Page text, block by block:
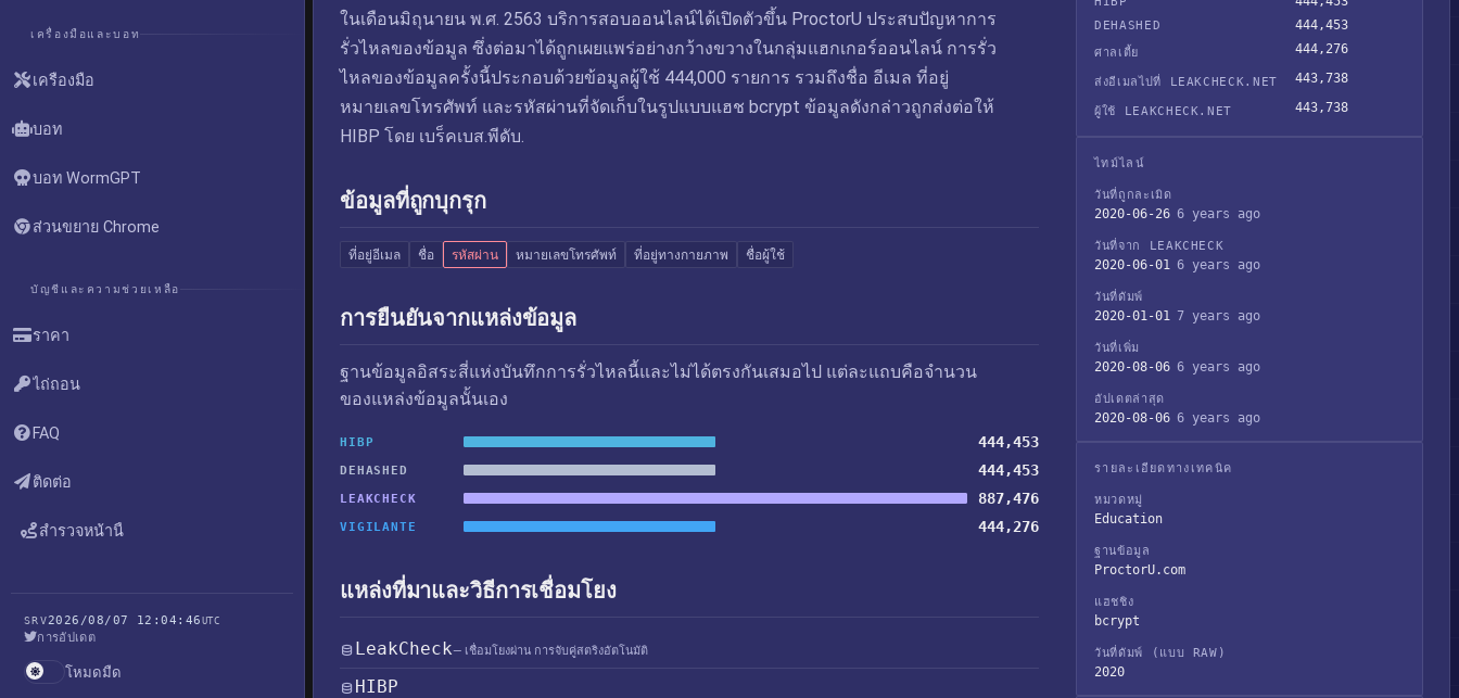
เครื่องมือและบอท
เครื่องมือ
บอท
บอท WormGPT
ส่วนขยาย Chrome
บัญชีและความช่วยเหลือ
ราคา
ไถ่ถอน
FAQ
ติดต่อ
สำรวจหน้านี้
SRV2026/08/07 12:04:46UTC
การอัปเดต
โหมดมืด
ในเดือนมิถุนายน พ.ศ. 2563 บริการสอบออนไลน์ได้เปิดตัวขึ้น ProctorU ประสบปัญหาการ
รั่วไหลของข้อมูล ซึ่งต่อมาได้ถูกเผยแพร่อย่างกว้างขวางในกลุ่มแฮกเกอร์ออนไลน์ การรั่ว
ไหลของข้อมูลครั้งนี้ประกอบด้วยข้อมูลผู้ใช้ 444,000 รายการ รวมถึงชื่อ อีเมล ที่อยู่
หมายเลขโทรศัพท์ และรหัสผ่านที่จัดเก็บในรูปแบบแฮช bcrypt ข้อมูลดังกล่าวถูกส่งต่อให้
HIBP โดย เบร็คเบส.พีดับ.
ข้อมูลที่ถูกบุกรุก
ที่อยู่อีเมล ชื่อ รหัสผ่าน หมายเลขโทรศัพท์ ที่อยู่ทางกายภาพ ชื่อผู้ใช้
การยืนยันจากแหล่งข้อมูล
ฐานข้อมูลอิสระสี่แห่งบันทึกการรั่วไหลนี้และไม่ได้ตรงกันเสมอไป แต่ละแถบคือจำนวน
ของแหล่งข้อมูลนั้นเอง
HIBP 444,453
DEHASHED 444,453
LEAKCHECK 887,476
VIGILANTE 444,276
แหล่งที่มาและวิธีการเชื่อมโยง
LeakCheck— เชื่อมโยงผ่าน การจับคู่สตริงอัตโนมัติ
HIBP
DEHASHED 444,453
ศาลเตี้ย 444,276
ส่งอีเมลไปที่ LEAKCHECK.NET 443,738
ผู้ใช้ LEAKCHECK.NET 443,738
ไทม์ไลน์
วันที่ถูกละเมิด
2020-06-26 6 years ago
วันที่จาก LEAKCHECK
2020-06-01 6 years ago
วันที่ดัมพ์
2020-01-01 7 years ago
วันที่เพิ่ม
2020-08-06 6 years ago
อัปเดตล่าสุด
2020-08-06 6 years ago
รายละเอียดทางเทคนิค
หมวดหมู่
Education
ฐานข้อมูล
ProctorU.com
แฮชชิง
bcrypt
วันที่ดัมพ์ (แบบ RAW)
2020